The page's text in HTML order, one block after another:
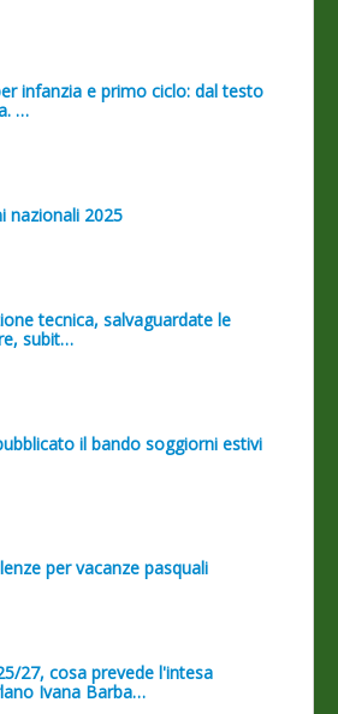
infanzia e primo ciclo: dal testo
…
nazionali 2025
tecnica, salvaguardate le
subit…
il bando soggiorni estivi
per vacanze pasquali
27, cosa prevede l'intesa
Ivana Barba…